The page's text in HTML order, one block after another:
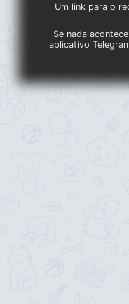
Um link para o
Se nada
aplicativo